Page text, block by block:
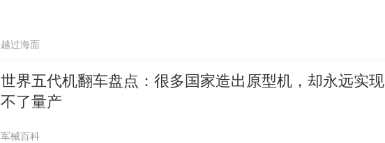
越过海面
世界五代机翻车盘点：很多国家造出原型机，却永远实现
不了量产
军械百科